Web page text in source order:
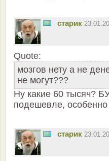
старик
Quote:
мозгов нету а не
не могут???
Ну какие 60 тысяч?
подешевле,
старик